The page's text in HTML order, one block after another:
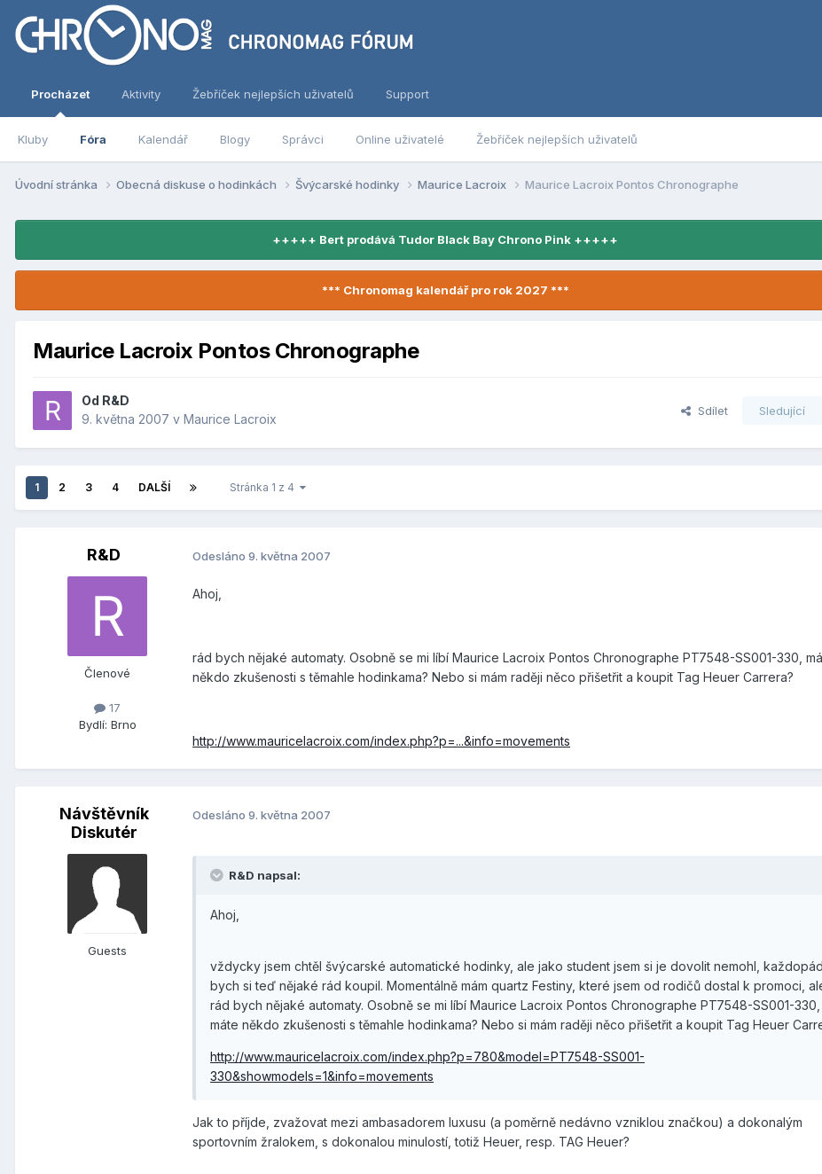
Procházet
Kluby Fóra Kalendář Blogy Správci Online uživatelé Žebříček nejlepších uživatelů
Aktivity Žebříček nejlepších uživatelů Support
Úvodní stránka Obecná diskuse o hodinkách Švýcarské hodinky Maurice Lacroix Maurice Lacroix Pontos Chronographe
+++++ Bert prodává Tudor Black Bay Chrono Pink +++++
*** Chronomag kalendář pro rok 2027 ***
Maurice Lacroix Pontos Chronographe
Od R&D
9. května 2007 v Maurice Lacroix
Sdílet Sledující
1 2 3 4 DALŠÍ Stránka 1 z 4
R&D
Členové
17
Bydlí: Brno
Odesláno 9. května 2007
Ahoj,
rád bych nějaké automaty. Osobně se mi líbí Maurice Lacroix Pontos Chronographe PT7548-SS001-330,
někdo zkušenosti s těmahle hodinkama? Nebo si mám raději něco přišetřit a koupit Tag Heuer Carrera?
http://www.mauricelacroix.com/index.php?p=...&info=movements
Návštěvník
Diskutér
Guests
Odesláno 9. května 2007
R&D napsal:
Ahoj,
vždycky jsem chtěl švýcarské automatické hodinky, ale jako student jsem si je dovolit nemohl,
bych si teď nějaké rád koupil. Momentálně mám quartz Festiny, které jsem od rodičů dostal k promoci,
rád bych nějaké automaty. Osobně se mi líbí Maurice Lacroix Pontos Chronographe PT7548-SS001-330,
máte někdo zkušenosti s těmahle hodinkama? Nebo si mám raději něco přišetřit a koupit Tag Heuer
http://www.mauricelacroix.com/index.php?p=780&model=PT7548-SS001-
330&showmodels=1&info=movements
Jak to příjde, zvažovat mezi ambasadorem luxusu (a poměrně nedávno vzniklou značkou) a dokonalým
sportovním žralokem, s dokonalou minulostí, totiž Heuer, resp. TAG Heuer?